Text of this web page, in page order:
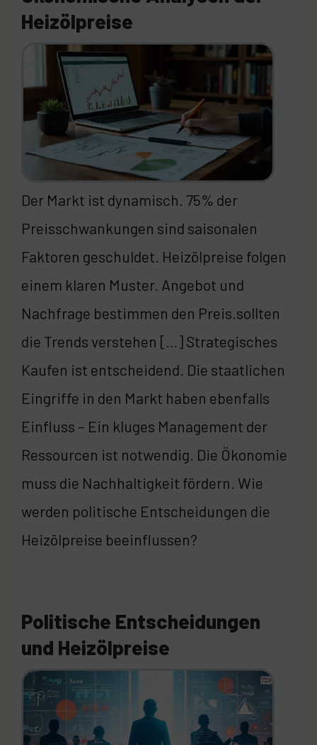
Heizölpreise
Der Markt ist dynamisch. 75% der
Preisschwankungen sind saisonalen
Faktoren geschuldet. Heizölpreise folgen
einem klaren Muster. Angebot und
Nachfrage bestimmen den Preis.sollten
die Trends verstehen […] Strategisches
Kaufen ist entscheidend. Die staatlichen
Eingriffe in den Markt haben ebenfalls
Einfluss – Ein kluges Management der
Ressourcen ist notwendig. Die Ökonomie
muss die Nachhaltigkeit fördern. Wie
werden politische Entscheidungen die
Heizölpreise beeinflussen?
Politische Entscheidungen
und Heizölpreise